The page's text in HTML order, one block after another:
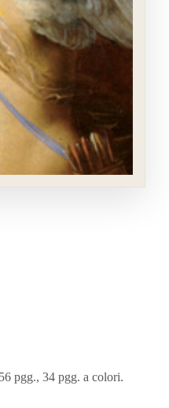
pgg., 34 pgg. a colori.